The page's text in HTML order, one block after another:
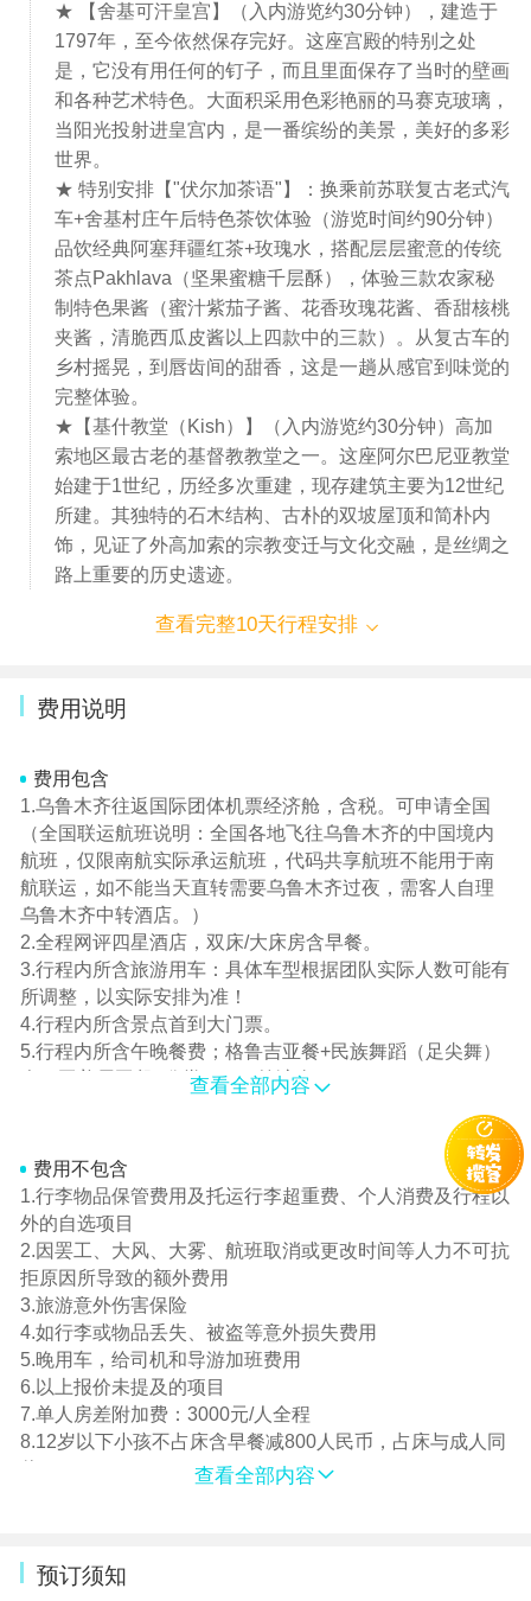
★ 【舍基可汗皇宫】（入内游览约30分钟），建造于
1797年，至今依然保存完好。这座宫殿的特别之处
是，它没有用任何的钉子，而且里面保存了当时的壁画
和各种艺术特色。大面积采用色彩艳丽的马赛克玻璃，
当阳光投射进皇宫内，是一番缤纷的美景，美好的多彩
世界。
★ 特别安排【"伏尔加茶语"】：换乘前苏联复古老式汽
车+舍基村庄午后特色茶饮体验（游览时间约90分钟）
品饮经典阿塞拜疆红茶+玫瑰水，搭配层层蜜意的传统
茶点Pakhlava（坚果蜜糖千层酥），体验三款农家秘
制特色果酱（蜜汁紫茄子酱、花香玫瑰花酱、香甜核桃
夹酱，清脆西瓜皮酱以上四款中的三款）。从复古车的
乡村摇晃，到唇齿间的甜香，这是一趟从感官到味觉的
完整体验。
★【基什教堂（Kish）】（入内游览约30分钟）高加
索地区最古老的基督教教堂之一。这座阿尔巴尼亚教堂
始建于1世纪，历经多次重建，现存建筑主要为12世纪
所建。其独特的石木结构、古朴的双坡屋顶和简朴内
饰，见证了外高加索的宗教变迁与文化交融，是丝绸之
路上重要的历史遗迹。
查看完整10天行程安排
费用说明
费用包含
1.乌鲁木齐往返国际团体机票经济舱，含税。可申请全国
（全国联运航班说明：全国各地飞往乌鲁木齐的中国境内
航班，仅限南航实际承运航班，代码共享航班不能用于南
航联运，如不能当天直转需要乌鲁木齐过夜，需客人自理
乌鲁木齐中转酒店。）
2.全程网评四星酒店，双床/大床房含早餐。
3.行程内所含旅游用车：具体车型根据团队实际人数可能有
所调整，以实际安排为准！
4.行程内所含景点首到大门票。
5.行程内所含午晚餐费；格鲁吉亚餐+民族舞蹈（足尖舞）
人，亚美尼亚餐+欣赏Duduk笛演奏。
查看全部内容
费用不包含
1.行李物品保管费用及托运行李超重费、个人消费及行程以
外的自选项目
2.因罢工、大风、大雾、航班取消或更改时间等人力不可抗
拒原因所导致的额外费用
3.旅游意外伤害保险
4.如行李或物品丢失、被盗等意外损失费用
5.晚用车，给司机和导游加班费用
6.以上报价未提及的项目
7.单人房差附加费：3000元/人全程
8.12岁以下小孩不占床含早餐减800人民币，占床与成人同
查看全部内容
预订须知